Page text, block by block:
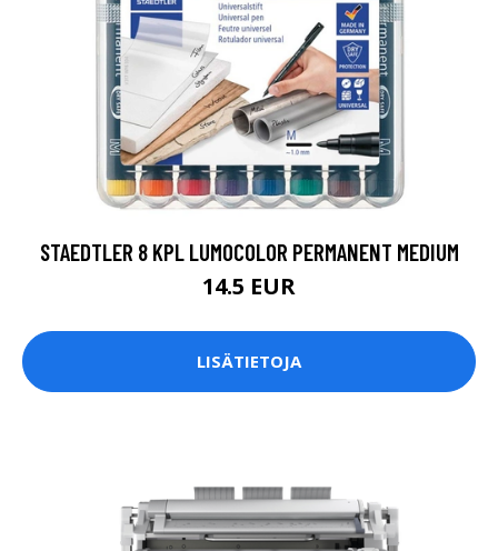
STAEDTLER 8 KPL LUMOCOLOR PERMANENT MEDIUM
14.5 EUR
LISÄTIETOJA